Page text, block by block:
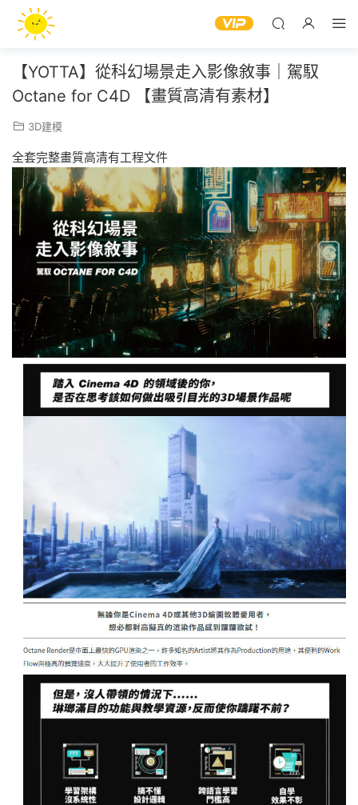
【YOTTA】從科幻場景走入影像敘事｜駕馭
Octane for C4D 【畫質高清有素材】
3D建模
全套完整畫質高清有工程文件